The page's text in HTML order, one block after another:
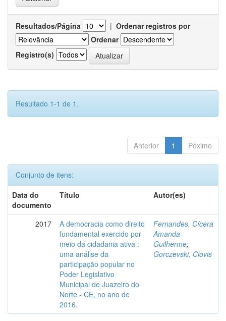
Resultados/Página | Ordenar registros por
Ordenar
Registro(s)
Resultado 1-1 de 1.
Anterior 1 Póximo
Conjunto de itens:
Data do
documento
Título Autor(es)
2017
A democracia como direito
fundamental exercido por
meio da cidadania ativa :
uma análise da
participação popular no
Poder Legislativo
Municipal de Juazeiro do
Norte - CE, no ano de
2016.
Fernandes, Cícera
Amanda
Guilherme;
Gorczevski, Clovis